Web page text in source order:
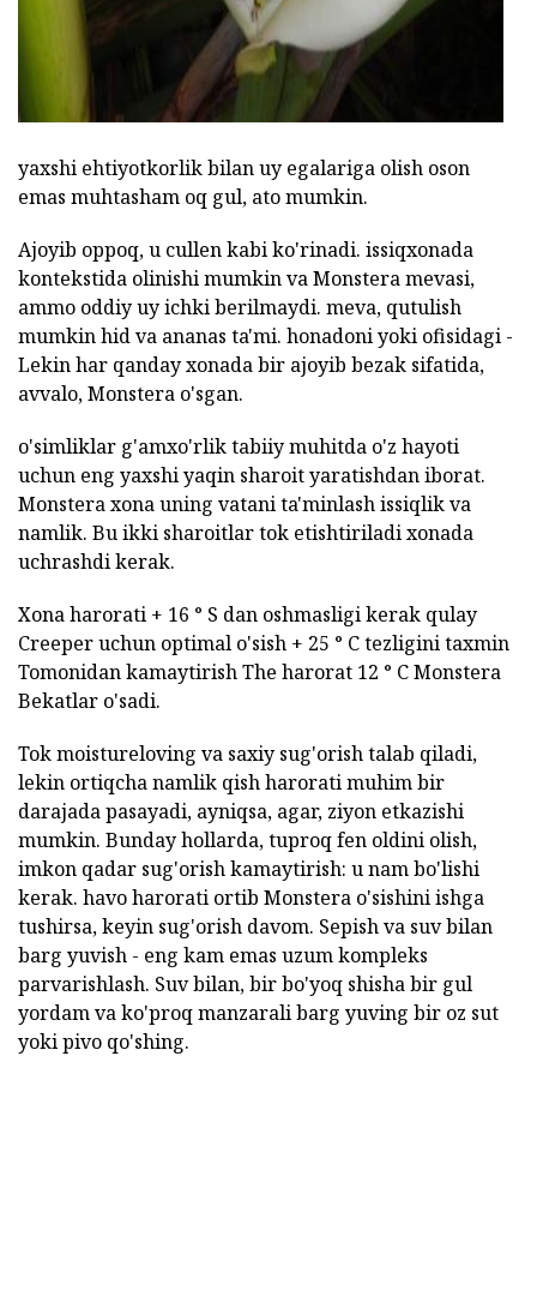
yaxshi ehtiyotkorlik bilan uy egalariga olish oson
emas muhtasham oq gul, ato mumkin.
Ajoyib oppoq, u cullen kabi ko'rinadi. issiqxonada
kontekstida olinishi mumkin va Monstera mevasi,
ammo oddiy uy ichki berilmaydi. meva, qutulish
mumkin hid va ananas ta'mi. honadoni yoki ofisidagi -
Lekin har qanday xonada bir ajoyib bezak sifatida,
avvalo, Monstera o'sgan.
o'simliklar g'amxo'rlik tabiiy muhitda o'z hayoti
uchun eng yaxshi yaqin sharoit yaratishdan iborat.
Monstera xona uning vatani ta'minlash issiqlik va
namlik. Bu ikki sharoitlar tok etishtiriladi xonada
uchrashdi kerak.
Xona harorati + 16 ° S dan oshmasligi kerak qulay
Creeper uchun optimal o'sish + 25 ° C tezligini taxmin
Tomonidan kamaytirish The harorat 12 ° C Monstera
Bekatlar o'sadi.
Tok moistureloving va saxiy sug'orish talab qiladi,
lekin ortiqcha namlik qish harorati muhim bir
darajada pasayadi, ayniqsa, agar, ziyon etkazishi
mumkin. Bunday hollarda, tuproq fen oldini olish,
imkon qadar sug'orish kamaytirish: u nam bo'lishi
kerak. havo harorati ortib Monstera o'sishini ishga
tushirsa, keyin sug'orish davom. Sepish va suv bilan
barg yuvish - eng kam emas uzum kompleks
parvarishlash. Suv bilan, bir bo'yoq shisha bir gul
yordam va ko'proq manzarali barg yuving bir oz sut
yoki pivo qo'shing.